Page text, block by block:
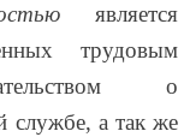
является
трудовым
о
службе, а так же